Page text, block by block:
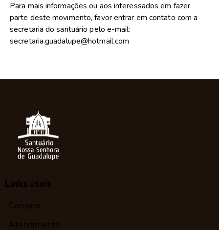
Para mais informações ou aos interessados em fazer
parte deste movimento, favor entrar em contato com a
secretaria do santuário pelo e-mail:
secretaria.guadalupe@hotmail.com
Links úteis
Contato
Atendimento